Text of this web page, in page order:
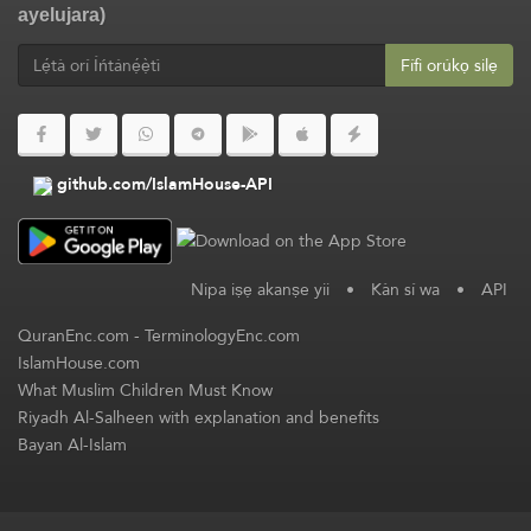
ayelujara)
Fífi orúkọ silẹ
github.com/IslamHouse-API
Nipa iṣẹ akanṣe yii • Kàn sí wa • API
QuranEnc.com-TerminologyEnc.com
IslamHouse.com
What Muslim Children Must Know
Riyadh Al-Salheen with explanation and benefits
Bayan Al-Islam